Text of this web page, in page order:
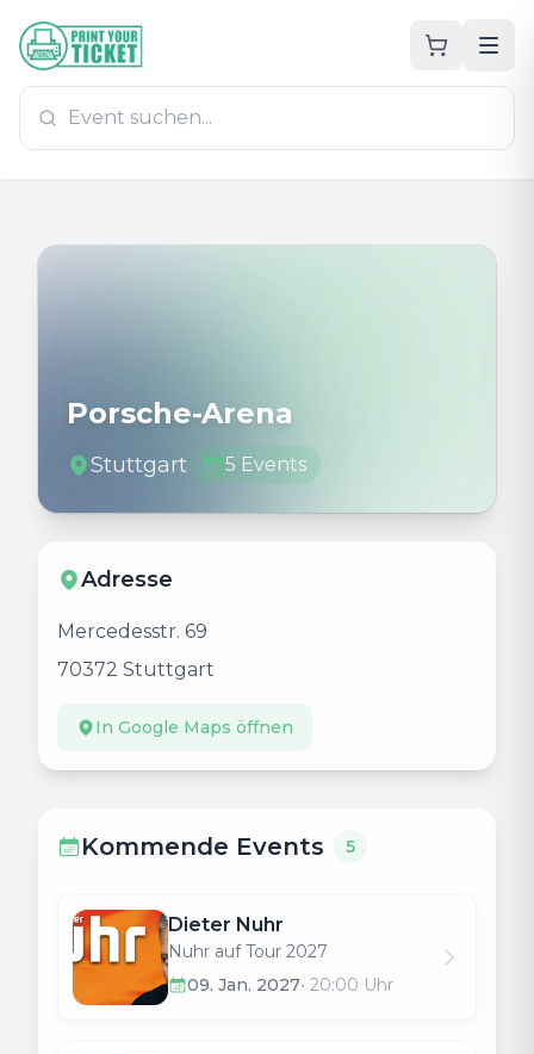
Zum Hauptinhalt
PrintYourTicket
Porsche-Arena
Stuttgart 5 Events
Adresse
Mercedesstr. 69
70372 Stuttgart
In Google Maps öffnen
Kommende Events 5
Dieter Nuhr
Nuhr auf Tour 2027
09. Jan. 2027• 20:00 Uhr